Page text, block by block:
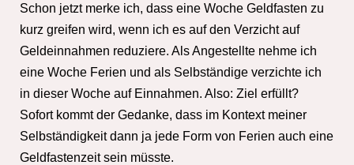
Schon jetzt merke ich, dass eine Woche Geldfasten zu
kurz greifen wird, wenn ich es auf den Verzicht auf
Geldeinnahmen reduziere. Als Angestellte nehme ich
eine Woche Ferien und als Selbständige verzichte ich
in dieser Woche auf Einnahmen. Also: Ziel erfüllt?
Sofort kommt der Gedanke, dass im Kontext meiner
Selbständigkeit dann ja jede Form von Ferien auch eine
Geldfastenzeit sein müsste.